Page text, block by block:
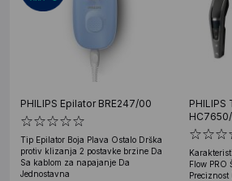
PHILIPS Epilator BRE247/00
Tip Epilator Boja Plava Ostalo Drška
protiv klizanja 2 postavke brzine Da
Sa kablom za napajanje Da
Jednostavna
PHILIPS
HC7650/
Flow PRO